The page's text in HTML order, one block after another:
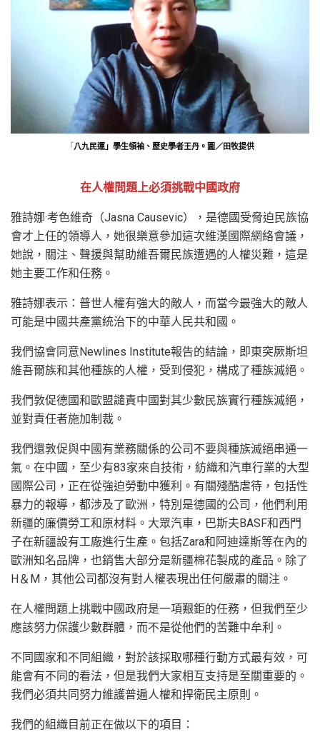
「 八九民運」學生領袖、歷史學者王丹。圖／田牧提供
在人權問題上必須挑戰中國政府
雅詩娜·考色維奇（Jasna Causevic），是德國受脅迫民族協
會才上任的領導人，她很樂意參加這次維漢國際網絡會議，
她說，關注、聲援與幫助維吾爾民族遭遇的人權災難，這是
她主要工作和任務。
雅詩娜表示：普世人權有強大的敵人，而當今最強大的敵人
可能是中國共產黨統治下的中華人民共和國。
我們協會同意Newlines Institute報告的結論，即東突厥斯坦
維吾爾族和其他種族的人權，受到侵犯，構成了種族滅絕。
我們敦促德國和歐盟譴責中國對其少數民族實行種族滅絕，
並對責任者施加制裁。
我們還敦促與中國有業務關係的公司不要與種族滅絕串通一
氣。在中國，至少有83家來自技術，紡織和汽車行業的大型
國際公司，正在從強迫勞動中獲利。有關殘酷虐待，包括性
暴力的報導，都涉及了歐洲，特別是德國的公司，他們利用
新疆的廉價勞工和原材料。大眾汽車，巴斯夫BASF和西門
子在新疆設有工廠進行生產。包括Zara和阿迪達斯等在內的
歐洲知名品牌，也銷售大部分是新疆棉花製成的產品。除了
H＆M，其他公司都沒有對人權表現出任何嚴肅的關注。
在人權問題上挑戰中國政府是一項艱鉅的任務，但我們至少
應該努力保護少數群體，而不是從他們的苦難中牟利。
不同國家和不同組織，對於該採取哪種行動方式最有效，可
能會有不同的看法，但是我們大家相互支持是至關重要的。
我們必須共同努力維護普遍人權和捍衛民主原則。
我們的組織目前正在做以下的項目：